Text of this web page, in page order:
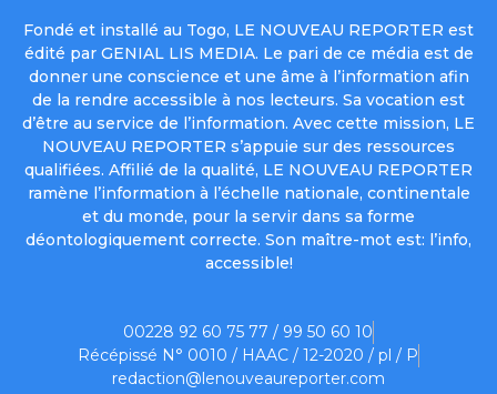
Fondé et installé au Togo, LE NOUVEAU REPORTER est
édité par GENIAL LIS MEDIA. Le pari de ce média est de
donner une conscience et une âme à l’information afin
de la rendre accessible à nos lecteurs. Sa vocation est
d’être au service de l’information. Avec cette mission, LE
NOUVEAU REPORTER s’appuie sur des ressources
qualifiées. Affilié de la qualité, LE NOUVEAU REPORTER
ramène l’information à l’échelle nationale, continentale
et du monde, pour la servir dans sa forme
déontologiquement correcte. Son maître-mot est: l’info,
accessible!
00228 92 60 75 77 / 99 50 60 10
Récépissé N° 0010 / HAAC / 12-2020 / pl / P
redaction@lenouveaureporter.com